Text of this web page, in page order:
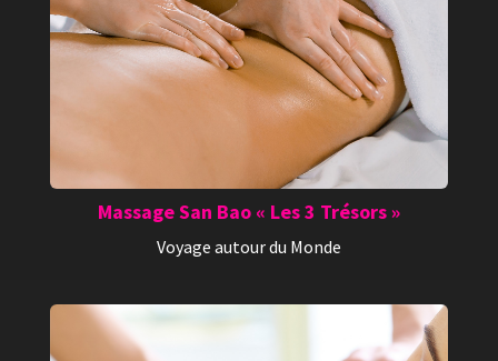
Massage San Bao « Les 3 Trésors »
Voyage autour du Monde